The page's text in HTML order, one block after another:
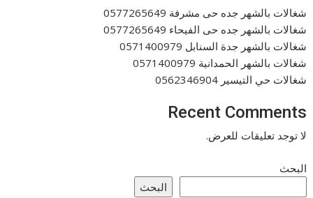
شغالات بالشهر جده حى مشرفة 0577265649
شغالات بالشهر جده حى الفيحاء 0577265649
شغالات بالشهر جدة السنابل 0571400979
شغالات بالشهر الحمدانية 0571400979
شغالات حي التيسير 0562346904
Recent Comments
لا توجد تعليقات للعرض.
البحث
البحث